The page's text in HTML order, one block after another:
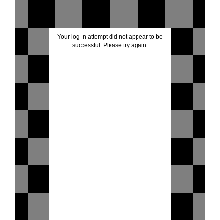
Your log-in attempt did not appear to be
successful. Please try again.